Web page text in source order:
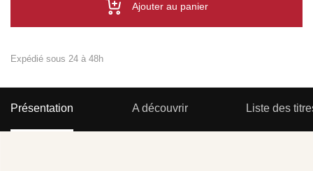
Ajouter au panier
Expédié sous 24 à 48h
Présentation A découvrir Liste des